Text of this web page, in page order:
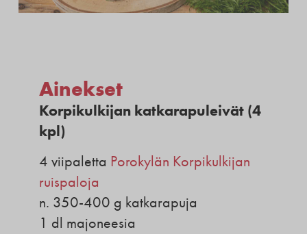
Ainekset
Korpikulkijan katkarapuleivät (4
kpl)
4 viipaletta Porokylän Korpikulkijan
ruispaloja
n. 350-400 g katkarapuja
1 dl majoneesia